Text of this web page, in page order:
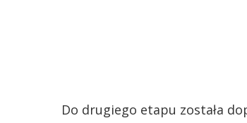
Do drugiego etapu została